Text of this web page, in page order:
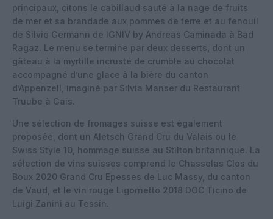
principaux, citons le cabillaud sauté à la nage de fruits
de mer et sa brandade aux pommes de terre et au fenouil
de Silvio Germann de IGNIV by Andreas Caminada à Bad
Ragaz. Le menu se termine par deux desserts, dont un
gâteau à la myrtille incrusté de crumble au chocolat
accompagné d’une glace à la bière du canton
d’Appenzell, imaginé par Silvia Manser du Restaurant
Truube à Gais.
Une sélection de fromages suisse est également
proposée, dont un Aletsch Grand Cru du Valais ou le
Swiss Style 10, hommage suisse au Stilton britannique. La
sélection de vins suisses comprend le Chasselas Clos du
Boux 2020 Grand Cru Epesses de Luc Massy, du canton
de Vaud, et le vin rouge Ligornetto 2018 DOC Ticino de
Luigi Zanini au Tessin.